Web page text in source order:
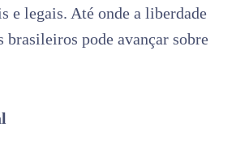
e legais. Até onde a liberdade
brasileiros pode avançar sobre